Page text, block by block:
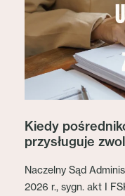
Kiedy
przysługuje
Naczelny Sąd
2026 r., sygn. akt I